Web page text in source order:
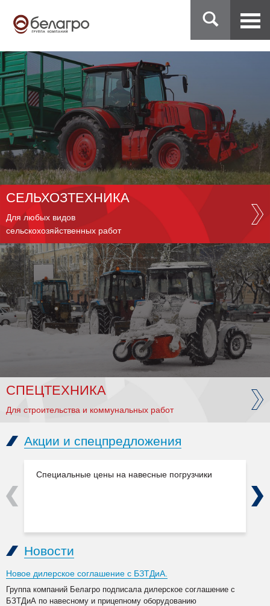
СЕЛЬХОЗТЕХНИКА
Для любых видов
сельскохозяйственных работ
СПЕЦТЕХНИКА
Для строительства и коммунальных работ
Акции и спецпредложения
Специальные цены на навесные погрузчики
Previous Next
Новости
Новое дилерское соглашение с БЗТДиА.
Группа компаний Белагро подписала дилерское соглашение с
БЗТДиА по навесному и прицепному оборудованию